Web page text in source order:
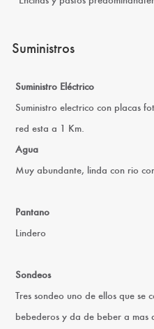
Suministros
Suministro Eléctrico
Suministro electrico con placas
red esta a 1 Km.
Agua
Muy abundante, linda con rio
Pantano
Lindero
Sondeos
Tres sondeo uno de ellos que se
bebederos y da de beber a mas